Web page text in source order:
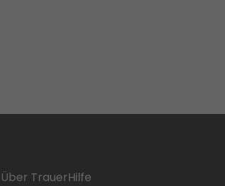
Über TrauerHilfe